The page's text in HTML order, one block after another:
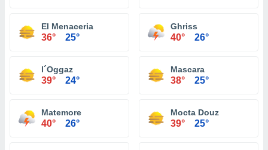
El Menaceria
36° 25°
Ghriss
40° 26°
l´Oggaz
39° 24°
Mascara
38° 25°
Matemore
40° 26°
Mocta Douz
39° 25°